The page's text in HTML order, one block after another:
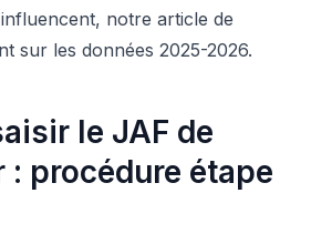
notre article de
sur les données 2025-2026.
le JAF de
: procédure étape